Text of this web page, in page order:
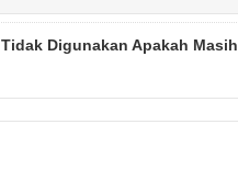
Digunakan Apakah Masih